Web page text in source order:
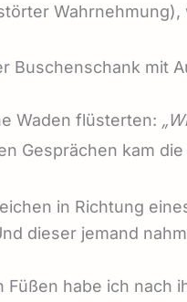
Wahrnehmung),
Buschenschank mit
Waden flüsterten:
Gesprächen kam
in Richtung
dieser jemand
Füßen habe ich